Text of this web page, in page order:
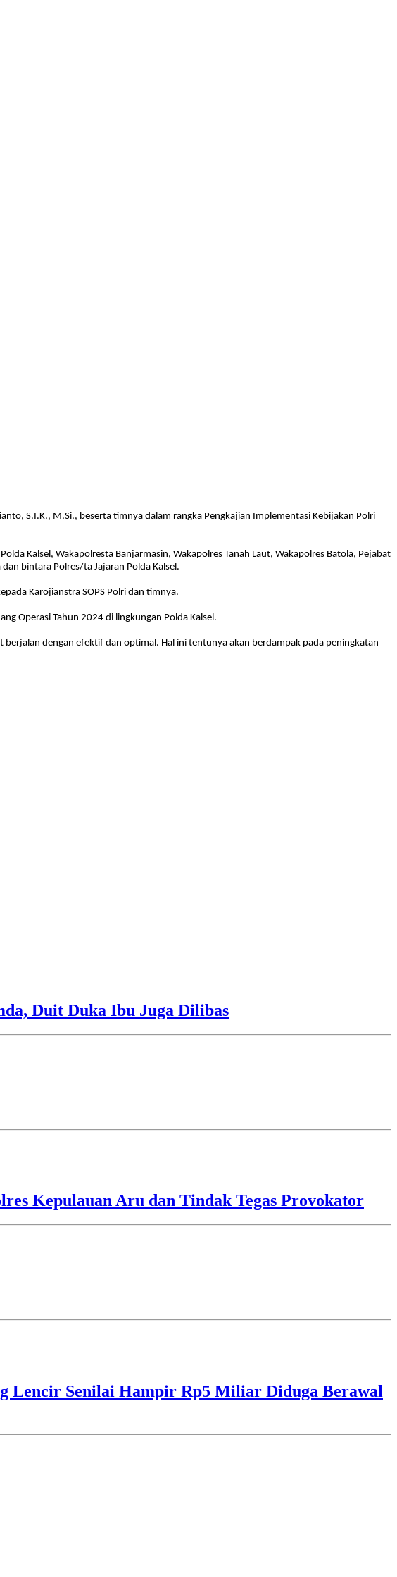
S.I.K., M.Si., beserta timnya dalam rangka Pengkajian Implementasi Kebijakan Polri
Kalsel, Wakapolresta Banjarmasin, Wakapolres Tanah Laut, Wakapolres Batola, Pejabat
bintara Polres/ta Jajaran Polda Kalsel.
Karojianstra SOPS Polri dan timnya.
Operasi Tahun 2024 di lingkungan Polda Kalsel.
dengan efektif dan optimal. Hal ini tentunya akan berdampak pada peningkatan
Duit Duka Ibu Juga Dilibas
Kepulauan Aru dan Tindak Tegas Provokator
Lencir Senilai Hampir Rp5 Miliar Diduga Berawal